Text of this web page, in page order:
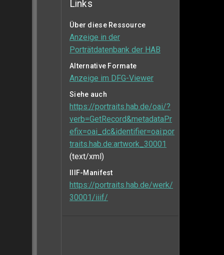
Links
Über diese Ressource
Anzeige in der
Porträtdatenbank der HAB
Alternative Formate
Anzeige im DFG-Viewer
Siehe auch
https://portraits.hab.de/oai/?
verb=GetRecord&metadataPr
efix=oai_dc&identifier=oai:por
traits.hab.de:artwork_30001
(text/xml)
IIIF-Manifest
https://portraits.hab.de/werk/
30001/iiif/